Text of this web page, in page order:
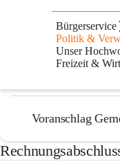
Bürgerservice
Politik &
Unser
Freizeit &
Voranschlag
Voranschlag
Voranschlag